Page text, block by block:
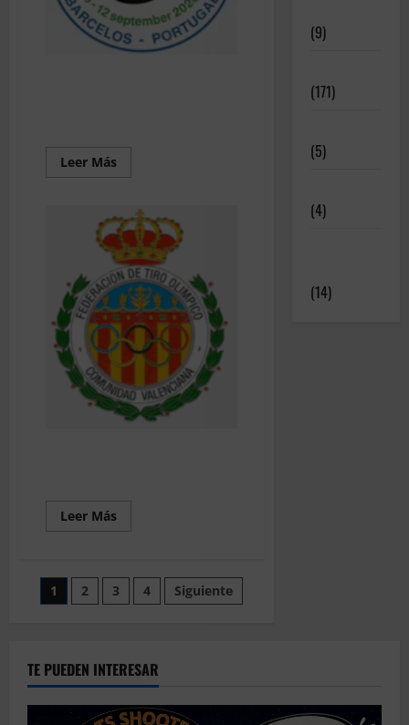
Leer MásLeer
202609
–
6º
WBSF
Rimfire
–
CTO
Mundial
IBR50
(Barcelos,
Portugal)
Leer MásLeer
–
CTO
Provincial
Paginación
entradas
1 2 3 4 Siguiente
(9)
(171)
(5)
(4)
(14)
TE PUEDEN INTERESAR